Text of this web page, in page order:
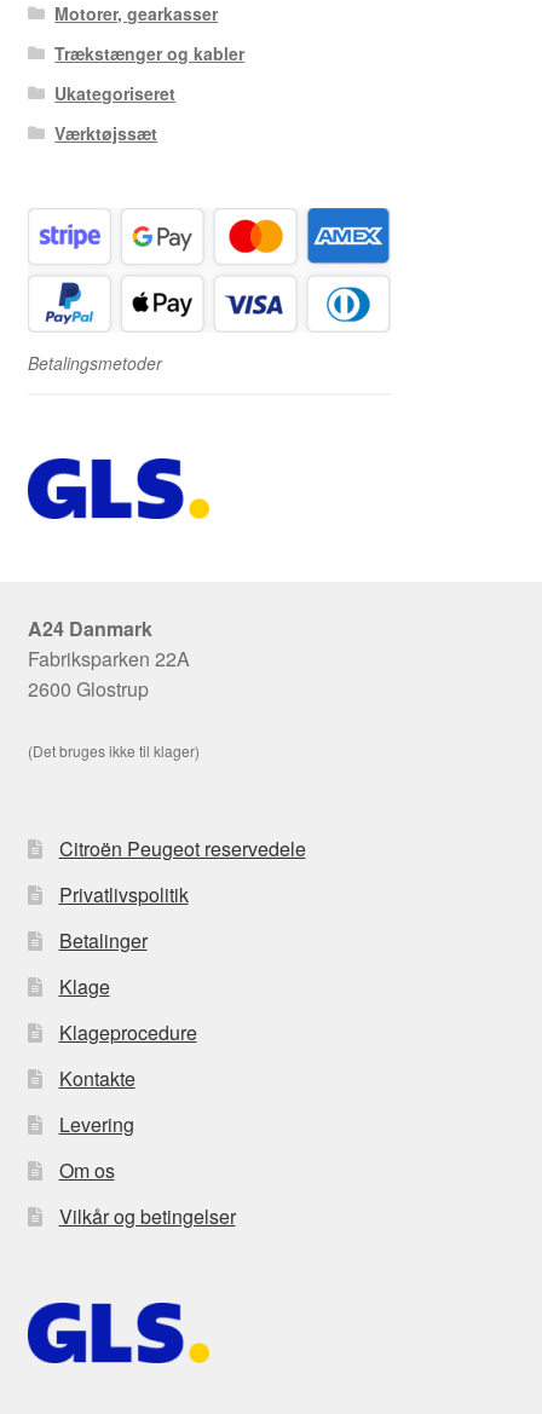
Motorer, gearkasser
Trækstænger og kabler
Ukategoriseret
Værktøjssæt
Betalingsmetoder
A24 Danmark
Fabriksparken 22A
2600 Glostrup
(Det bruges ikke til klager)
Citroën Peugeot reservedele
Privatlivspolitik
Betalinger
Klage
Klageprocedure
Kontakte
Levering
Om os
Vilkår og betingelser